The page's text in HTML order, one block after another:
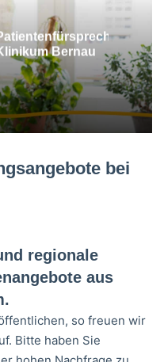
Bernau
bei
regionale
aus
so freuen wir
Bitte haben Sie